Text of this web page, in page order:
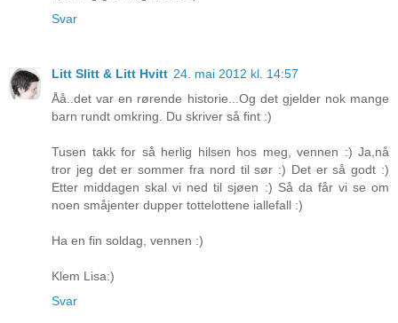
Svar
Litt Slitt & Litt Hvitt 24. mai 2012 kl. 14:57
Åå..det var en rørende historie...Og det gjelder nok mange
barn rundt omkring. Du skriver så fint :)
Tusen takk for så herlig hilsen hos meg, vennen :) Ja,nå
tror jeg det er sommer fra nord til sør :) Det er så godt :)
Etter middagen skal vi ned til sjøen :) Så da får vi se om
noen småjenter dupper tottelottene iallefall :)
Ha en fin soldag, vennen :)
Klem Lisa:)
Svar